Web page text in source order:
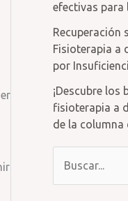
efectivas para
Recuperación
Fisioterapia a
por
¡Descubre los
fisioterapia a
de la columna